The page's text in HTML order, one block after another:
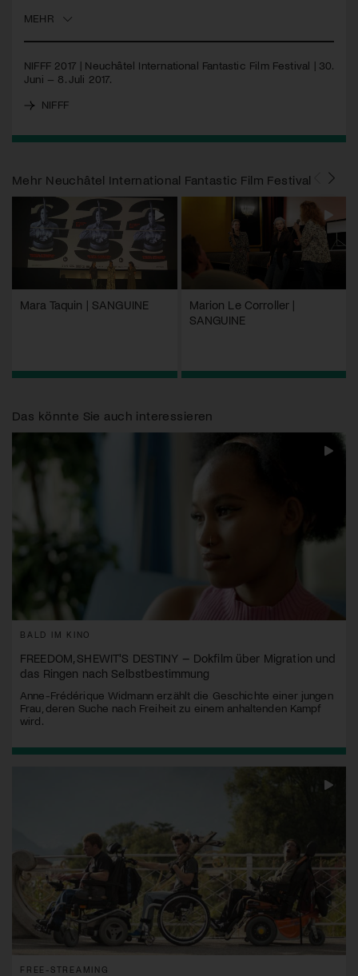
MEHR
NIFFF2017 | Neuchâtel International Fantastic Film Festival | 30.
Juni – 8. Juli 2017.
NIFFF
Mehr Neuchâtel International Fantastic Film Festival
Mara Taquin | SANGUINE
Marion Le Corroller |
SANGUINE
Das könnte Sie auch interessieren
BALD IM KINO
FREEDOM, SHEWIT'S DESTINY – Dokfilm über Migration und
das Ringen nach Selbstbestimmung
Anne-Frédérique Widmann erzählt die Geschichte einer jungen
Frau, deren Suche nach Freiheit zu einem anhaltenden Kampf
wird.
FREE-STREAMING